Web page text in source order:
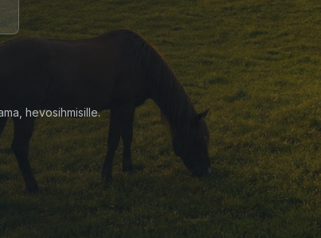
hevosihmisille.